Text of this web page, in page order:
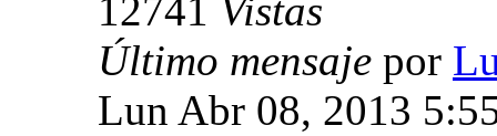
12741 Vistas
Último mensaje por
Lun Abr 08, 2013